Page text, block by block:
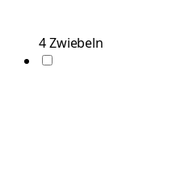
4Zwiebeln